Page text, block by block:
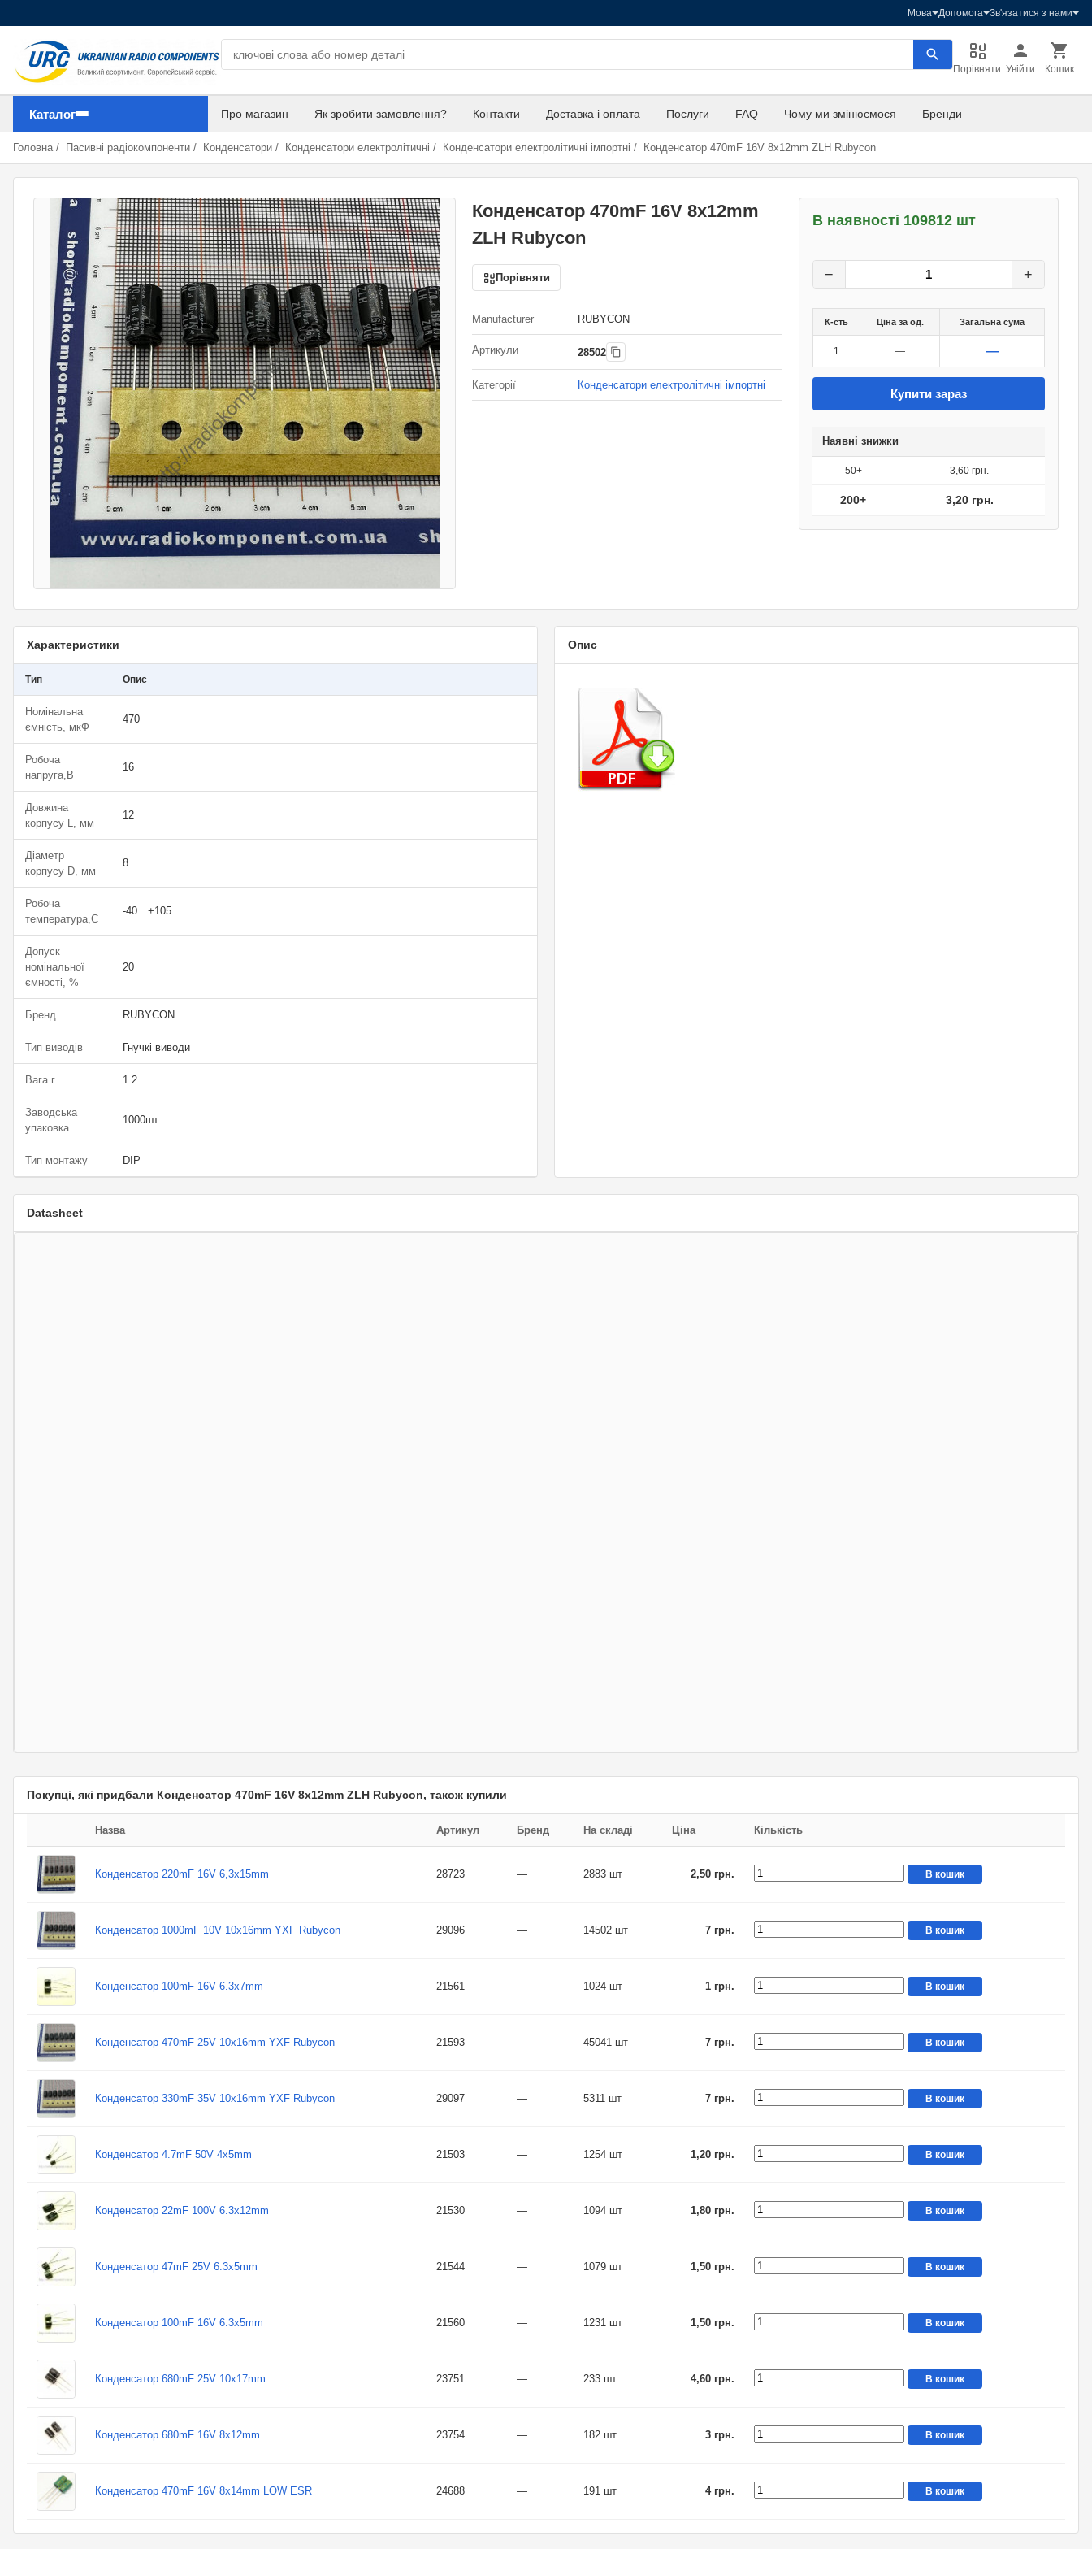
Мова Допомога Зв'язатися з нами
Порівняти Увійти Кошик
Каталог Про магазин Як зробити замовлення? Контакти Доставка і оплата Послуги FAQ Чому ми змінюємося Бренди
Головна / Пасивні радіокомпоненти / Конденсатори / Конденсатори електролітичні / Конденсатори електролітичні імпортні / Конденсатор 470mF 16V 8x12mm ZLH Rubycon
Конденсатор 470mF 16V 8x12mm
ZLH Rubycon
Порівняти
Manufacturer RUBYCON
Артикули 28502
Категорії Конденсатори електролітичні імпортні
В наявності 109812 шт
− +
К-сть Ціна за од. Загальна сума
1 — —
Купити зараз
Наявні знижки
50+ 3,60 грн.
200+ 3,20 грн.
Характеристики
Тип Опис
Номінальна
ємність, мкФ
470
Робоча
напруга,В
16
Довжина
корпусу L, мм
12
Діаметр
корпусу D, мм
8
Робоча
температура,С
-40…+105
Допуск
номінальної
ємності, %
20
Бренд RUBYCON
Тип виводів Гнучкі виводи
Вага г. 1.2
Заводська
упаковка
1000шт.
Тип монтажу DIP
Опис
Datasheet
Покупці, які придбали Конденсатор 470mF 16V 8x12mm ZLH Rubycon, також купили
Назва Артикул Бренд На складі Ціна Кількість
Конденсатор 220mF 16V 6,3x15mm 28723 — 2883 шт 2,50 грн. В кошик
Конденсатор 1000mF 10V 10x16mm YXF Rubycon 29096 — 14502 шт 7 грн. В кошик
Конденсатор 100mF 16V 6.3x7mm 21561 — 1024 шт 1 грн. В кошик
Конденсатор 470mF 25V 10x16mm YXF Rubycon 21593 — 45041 шт 7 грн. В кошик
Конденсатор 330mF 35V 10x16mm YXF Rubycon 29097 — 5311 шт 7 грн. В кошик
Конденсатор 4.7mF 50V 4x5mm 21503 — 1254 шт 1,20 грн. В кошик
Конденсатор 22mF 100V 6.3x12mm 21530 — 1094 шт 1,80 грн. В кошик
Конденсатор 47mF 25V 6.3x5mm 21544 — 1079 шт 1,50 грн. В кошик
Конденсатор 100mF 16V 6.3x5mm 21560 — 1231 шт 1,50 грн. В кошик
Конденсатор 680mF 25V 10x17mm 23751 — 233 шт 4,60 грн. В кошик
Конденсатор 680mF 16V 8x12mm 23754 — 182 шт 3 грн. В кошик
Конденсатор 470mF 16V 8x14mm LOW ESR 24688 — 191 шт 4 грн. В кошик